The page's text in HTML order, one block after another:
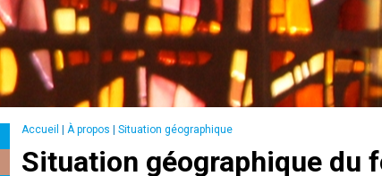
Accueil À propos Situation géographique
Situation géographique du